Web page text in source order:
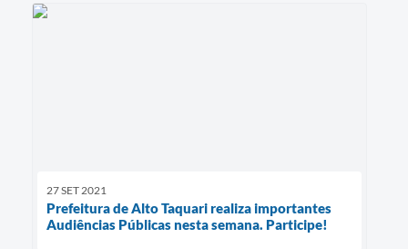
27 SET 2021
Prefeitura de Alto Taquari realiza importantes
Audiências Públicas nesta semana. Participe!